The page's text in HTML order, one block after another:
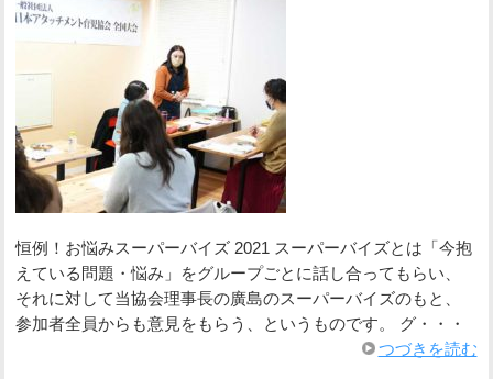
恒例！お悩みスーパーバイズ 2021 スーパーバイズとは「今抱
えている問題・悩み」をグループごとに話し合ってもらい、
それに対して当協会理事長の廣島のスーパーバイズのもと、
参加者全員からも意見をもらう、というものです。 グ・・・
つづきを読む